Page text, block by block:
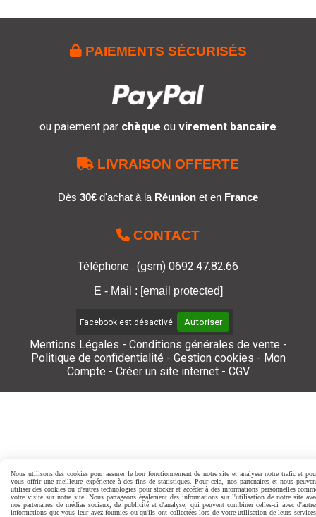
 PAIEMENTS SÉCURISÉS
ou paiement par chèque ou virement bancaire
 LIVRAISON OFFERTE
Dès 30€ d'achat à la Réunion et en France
 CONTACT
Téléphone : (gsm) 0692.47.82.66
E - Mail : [email protected]
Facebook est désactivé. Autoriser
Mentions Légales
Conditions générales de vente
Politique de confidentialité
Gestion cookies
Mon
Compte
Créer un site internet CGV
Nous utilisons des cookies pour assurer le bon fonctionnement de notre site et analyser notre trafic et
vous offrir une meilleure expérience à des fins de statistiques. Pour cela, nos partenaires et nous
utiliser des cookies ou d'autres technologies pour stocker et accéder à des informations personnelles
votre visite sur notre site. Nous partageons également des informations sur l'utilisation de notre site
nos partenaires de médias sociaux, de publicité et d'analyse, qui peuvent combiner celles-ci avec
informations que vous leur avez fournies ou qu'ils ont collectées lors de votre utilisation de leurs